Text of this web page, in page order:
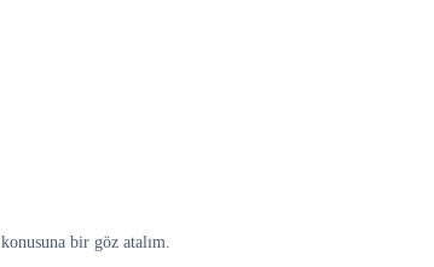
bir göz atalım.